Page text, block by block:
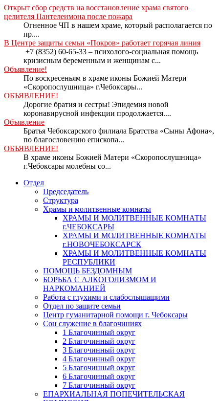
Открыт сбор средств на восстановление храма святого
целителя Пантелеимона после пожара
Огненное ЧП в нашем храме, который располагается по
пр....
В Центре защиты семьи «Покров» работает горячая линия
+7 (8352) 60-65-33 – психолого-социальная помощь
кризисным беременным и женщинам с...
Объявление!
По воскресеньям в храме иконы Божией Матери
«Скоропослушница» г.Чебоксары...
ОБЪЯВЛЕНИЕ!
Дорогие братия и сестры! Эпидемия новой
коронавирусной инфекции продолжается....
Объявление
Братья Чебоксарского филиала Братства «Сыны Афона»,
по благословению епископа...
ОБЪЯВЛЕНИЕ!
В храме иконы Божией Матери «Скоропослушница»
г.Чебоксары молебны со...
Отдел
Председатель
Структура
Храмы и молитвенные комнаты
ХРАМЫ И МОЛИТВЕННЫЕ КОМНАТЫ
г.ЧЕБОКСАРЫ
ХРАМЫ И МОЛИТВЕННЫЕ КОМНАТЫ
г.НОВОЧЕБОКСАРСК
ХРАМЫ И МОЛИТВЕННЫЕ КОМНАТЫ
РЕСПУБЛИКИ
ПОМОЩЬ БЕЗДОМНЫМ
БОРЬБА С АЛКОГОЛИЗМОМ И
НАРКОМАНИЕЙ
Работа с глухими и слабослышащими
Отдел по защите семьи
Центр гуманитарной помощи г. Чебоксары
Соц служение в благочиниях
1 Благочинный округ
2 Благочинный округ
3 Благочинный округ
4 Благочинный округ
5 Благочинный округ
6 Благочинный округ
7 Благочинный округ
ЕПАРХИАЛЬНАЯ ПОПЕЧИТЕЛЬСКАЯ